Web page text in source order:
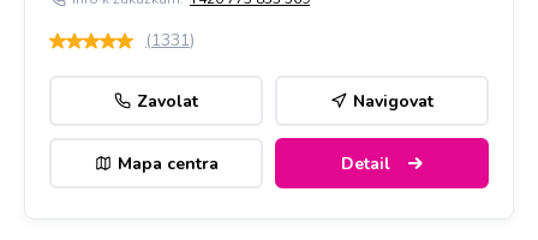
(1331)
Zavolat Navigovat
Mapa centra Detail